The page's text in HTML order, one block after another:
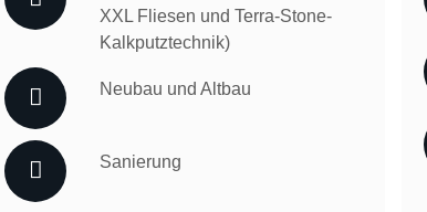
XXL Fliesen und Terra-Stone-
Kalkputztechnik)
Neubau und Altbau
Sanierung